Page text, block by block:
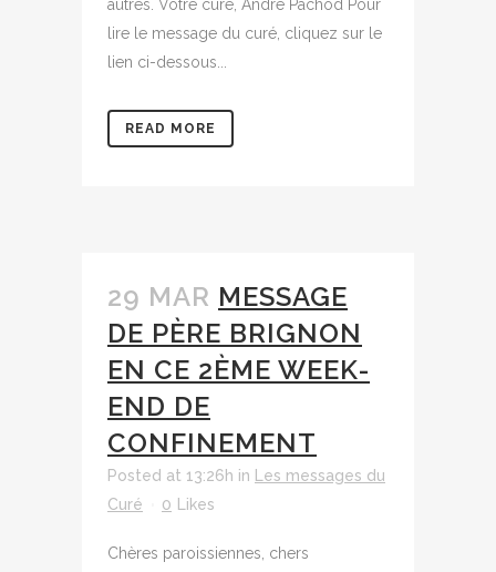
autres. Votre curé, André Pachod Pour
lire le message du curé, cliquez sur le
lien ci-dessous...
READ MORE
29 MAR MESSAGE
DE PÈRE BRIGNON
EN CE 2ÈME WEEK-
END DE
CONFINEMENT
Posted at 13:26h in
Les messages du
Curé
0 Likes
Chères paroissiennes, chers